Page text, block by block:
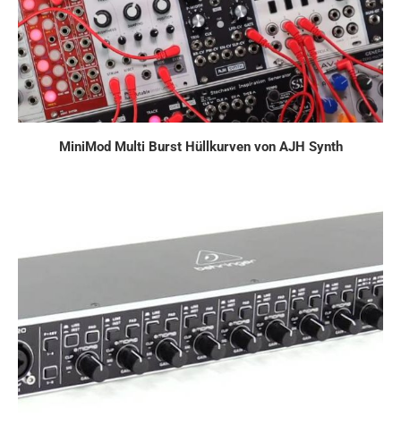
MiniMod Multi Burst Hüllkurven von AJH Synth